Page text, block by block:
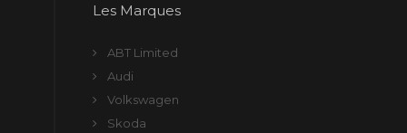
Les Marques
ABT Limited
Audi
Volkswagen
Skoda